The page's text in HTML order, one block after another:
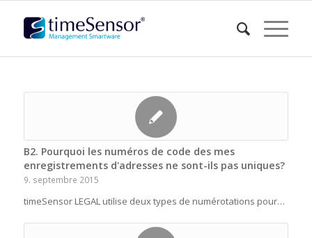
B2. Pourquoi les numéros de code des mes
enregistrements d'adresses ne sont-ils pas uniques?
9. septembre 2015
timeSensor LEGAL utilise deux types de numérotations pour…